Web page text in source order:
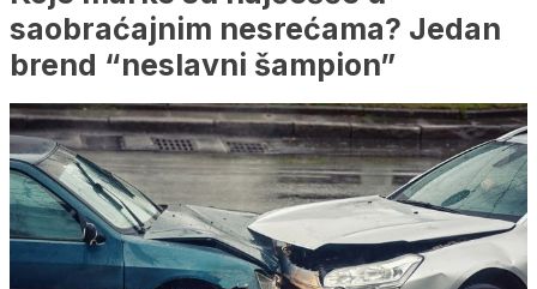
saobraćajnim nesrećama? Jedan
brend “neslavni šampion”